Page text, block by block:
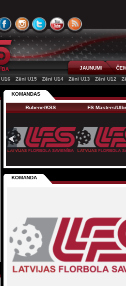
JAUNUMI
Zēni U15 Zēni U14 Zēni U13 Zēni U12
KOMANDAS
Rubene/KSS FS Masters/
KOMANDA